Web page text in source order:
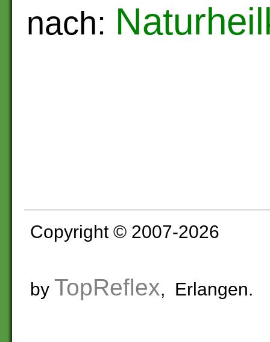
nach:
Copyright © 2007-2026
by TopReflex, Erlangen.